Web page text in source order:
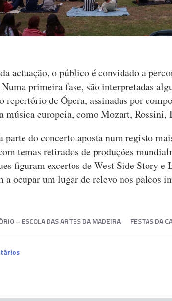
actuação, o público é convidado a
primeira fase, são interpretadas
repertório de Ópera, assinadas por
música europeia, como Mozart, Rossini,
parte do concerto aposta num registo
temas retirados de produções
figuram excertos de West Side Story e
a ocupar um lugar de relevo nos palcos
– ESCOLA DAS ARTES DA MADEIRA FESTAS DA